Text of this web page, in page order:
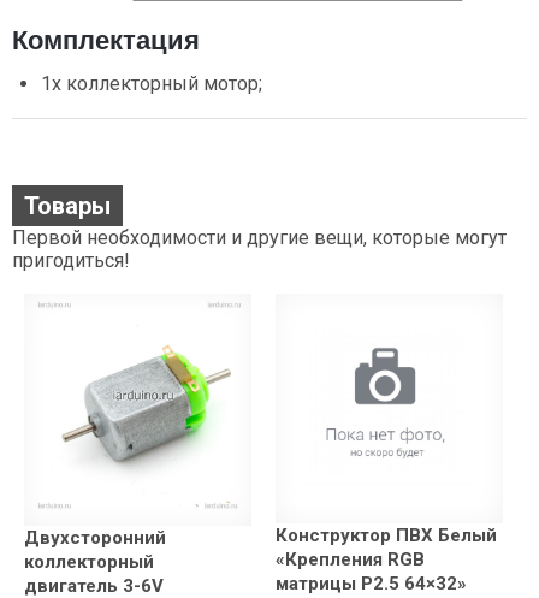
Комплектация
1х коллекторный мотор;
Товары
Первой необходимости и другие вещи, которые могут
пригодиться!
Двухсторонний
коллекторный
двигатель 3-6V
Конструктор ПВХ Белый
«Крепления RGB
матрицы P2.5 64×32»